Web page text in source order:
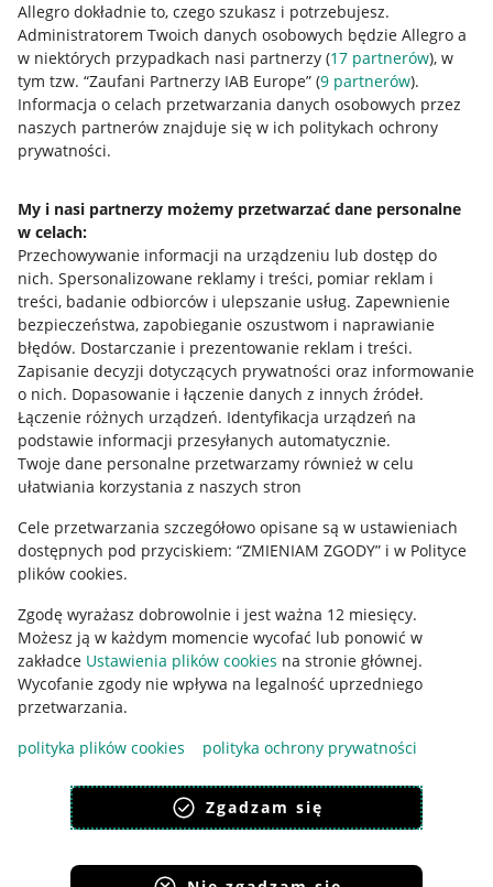
Allegro dokładnie to, czego szukasz i potrzebujesz.
Administratorem Twoich danych osobowych będzie Allegro a
w niektórych przypadkach nasi partnerzy (17 partnerów), w
tym tzw. “Zaufani Partnerzy IAB Europe” (9 partnerów).
Informacja o celach przetwarzania danych osobowych przez
naszych partnerów znajduje się w ich politykach ochrony
prywatności.
My i nasi partnerzy możemy przetwarzać dane personalne
w celach:
Przechowywanie informacji na urządzeniu lub dostęp do
nich. Spersonalizowane reklamy i treści, pomiar reklam i
treści, badanie odbiorców i ulepszanie usług. Zapewnienie
bezpieczeństwa, zapobieganie oszustwom i naprawianie
błędów. Dostarczanie i prezentowanie reklam i treści.
Zapisanie decyzji dotyczących prywatności oraz informowanie
o nich. Dopasowanie i łączenie danych z innych źródeł.
Łączenie różnych urządzeń. Identyfikacja urządzeń na
podstawie informacji przesyłanych automatycznie.
Twoje dane personalne przetwarzamy również w celu
ułatwiania korzystania z naszych stron
Cele przetwarzania szczegółowo opisane są w ustawieniach
dostępnych pod przyciskiem: “ZMIENIAM ZGODY” i w Polityce
plików cookies.
Zgodę wyrażasz dobrowolnie i jest ważna 12 miesięcy.
Możesz ją w każdym momencie wycofać lub ponowić w
zakładce Ustawienia plików cookies na stronie głównej.
Wycofanie zgody nie wpływa na legalność uprzedniego
przetwarzania.
polityka plików cookies
polityka ochrony prywatności
Zgadzam się
Informacje prawne
Regulamin
Polityka plików "cookies"
Ustawienia plików "cookies"
Informacje dla Aktu o Usługach Cyfrowych
Pobierz aplikację
Korzystanie z serwisu oznacza akceptacjęregulaminu.